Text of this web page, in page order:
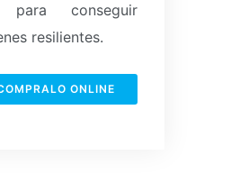
para conseguir
resilientes.
ONLINE